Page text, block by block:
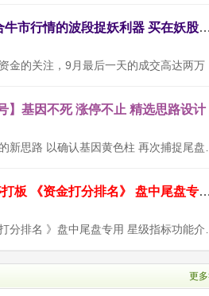
通达信【三浪捉妖】主副图/选股预警 适合牛市行情的波段捉妖利器 买在妖股启动点
】基因不死 涨停不止 精选思路设计
通达信【九封至尊】超级盘中资金版 涨停打板 《资金打分排名》 盘中尾盘专用 星级指标
更